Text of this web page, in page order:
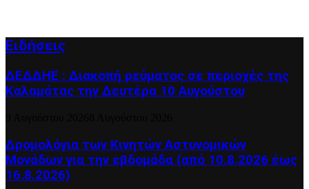
Ειδήσεις
ΔΕΔΔΗΕ : Διακοπή ρεύματος σε περιοχές της
Καλαμάτας την Δευτέρα 10 Αυγούστου
Δρομολόγια των Κινητών Αστυνομικών
Μονάδων για την εβδομάδα (από 10.8.2026 έως
16.8.2026)